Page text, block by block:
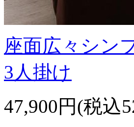
座面広々シン
3人掛け
47,900円(税込